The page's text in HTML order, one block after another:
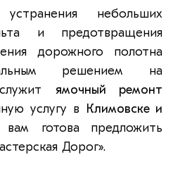
небольших
и предотвращения
дорожного полотна
решением на
ямочный ремонт
услугу в
Климовске и
готова предложить
Дорог».